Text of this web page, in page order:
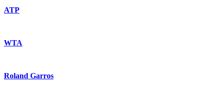
ATP
WTA
Roland Garros